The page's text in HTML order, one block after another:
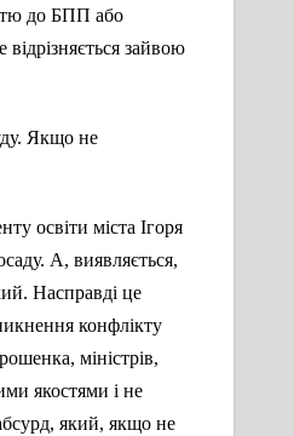
до БПП або
зайвою
Якщо не
освіти міста Ігоря
А, виявляється,
Насправді це
конфлікту
міністрів,
якостями і не
який, якщо не